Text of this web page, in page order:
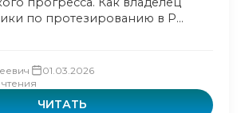
по протезированию в Р...
01.03.2026
ЧИТАТЬ